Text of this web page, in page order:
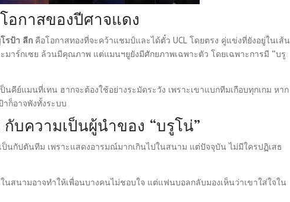
อกาสของปีศาจแดง
รป้า ลีกคือโอกาสทองที่จะคว้าแชมป์และได้ตั๋ว UCL โดยตรง คู่แข่งที่ยังอยู่ในเส้น
มาร์กเซย ล้วนมีคุณภาพ แต่แมนฯยูยังมีศักยภาพเฉพาะตัว โดยเฉพาะการมี “บรู
คีย์แมนที่เทน ฮากจะต้องใช้อย่างระมัดระวัง เพราะเขาแบกทีมเกือบทุกเกม หาก
ก็อาจพังทั้งระบบ
บความเป็นผู้นำของ “บรูโน่”
ป็นกัปตันทีม เพราะแสดงอารมณ์มากเกินไปในสนาม แต่ปัจจุบัน ไม่มีใครปฏิเสธ
นสนามอาจทำให้เพื่อนบางคนไม่ชอบใจ แต่แฟนบอลกลับมองเห็นว่าเขาใส่ใจใน